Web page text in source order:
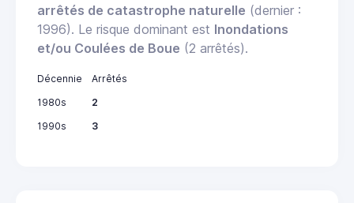
arrêtés de catastrophe naturelle (dernier :
1996). Le risque dominant est Inondations
et/ou Coulées de Boue (2 arrêtés).
Décennie
Arrêtés
1980s
2
1990s
3